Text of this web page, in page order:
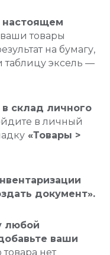
настоящем
товары
на бумагу,
таблицу эксель —
склад личного
в личный
«Товары >
документ».
любой
ваши
товара нет